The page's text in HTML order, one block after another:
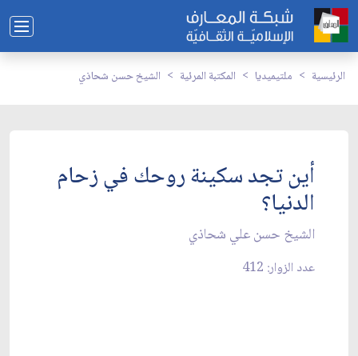
الرئيسية ملتيميديا المكتبة المرئية الشيخ حسن شحاذي
أين تجد سكينة روحك في زحام
الدنيا؟
الشيخ حسن علي شحاذي
عدد الزوار: 412